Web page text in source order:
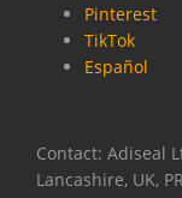
Pinterest
TikTok
Español
Contact: Adiseal
Lancashire, UK,